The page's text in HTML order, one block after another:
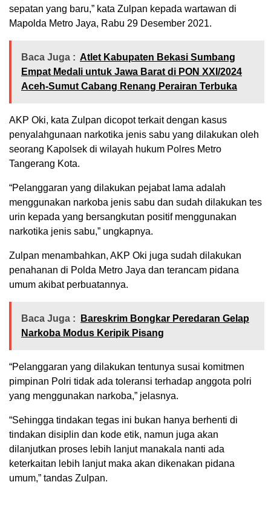
sepatan yang baru,” kata Zulpan kepada wartawan di
Mapolda Metro Jaya, Rabu 29 Desember 2021.
Baca Juga : Atlet Kabupaten Bekasi Sumbang
Empat Medali untuk Jawa Barat di PON XXI/2024
Aceh-Sumut Cabang Renang Perairan Terbuka
AKP Oki, kata Zulpan dicopot terkait dengan kasus
penyalahgunaan narkotika jenis sabu yang dilakukan oleh
seorang Kapolsek di wilayah hukum Polres Metro
Tangerang Kota.
“Pelanggaran yang dilakukan pejabat lama adalah
menggunakan narkoba jenis sabu dan sudah dilakukan tes
urin kepada yang bersangkutan positif menggunakan
narkotika jenis sabu,” ungkapnya.
Zulpan menambahkan, AKP Oki juga sudah dilakukan
penahanan di Polda Metro Jaya dan terancam pidana
umum akibat perbuatannya.
Baca Juga :
Bareskrim Bongkar Peredaran Gelap
Narkoba Modus Keripik Pisang
“Pelanggaran yang dilakukan tentunya susai komitmen
pimpinan Polri tidak ada toleransi terhadap anggota polri
yang menggunakan narkoba,” jelasnya.
“Sehingga tindakan tegas ini bukan hanya berhenti di
tindakan disiplin dan kode etik, namun juga akan
dilanjutkan proses lebih lanjut manakala nanti ada
keterkaitan lebih lanjut maka akan dikenakan pidana
umum,” tandas Zulpan.